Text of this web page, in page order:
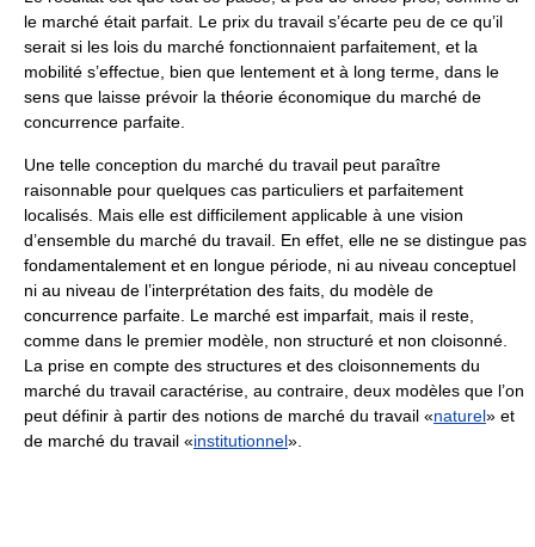
le marché était parfait. Le prix du travail s’écarte peu de ce qu’il
serait si les lois du marché fonctionnaient parfaitement, et la
mobilité s’effectue, bien que lentement et à long terme, dans le
sens que laisse prévoir la théorie économique du marché de
concurrence parfaite.
Une telle conception du marché du travail peut paraître
raisonnable pour quelques cas particuliers et parfaitement
localisés. Mais elle est difficilement applicable à une vision
d’ensemble du marché du travail. En effet, elle ne se distingue pas
fondamentalement et en longue période, ni au niveau conceptuel
ni au niveau de l’interprétation des faits, du modèle de
concurrence parfaite. Le marché est imparfait, mais il reste,
comme dans le premier modèle, non structuré et non cloisonné.
La prise en compte des structures et des cloisonnements du
marché du travail caractérise, au contraire, deux modèles que l’on
peut définir à partir des notions de marché du travail «naturel» et
de marché du travail «institutionnel».